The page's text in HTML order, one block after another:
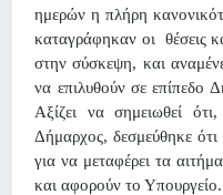
ημερών η πλήρη
καταγράφηκαν οι θέσεις
στην σύσκεψη, και
να επιλυθούν σε επίπεδο
Αξίζει να σημειωθεί
Δήμαρχος, δεσμεύθηκε
για να μεταφέρει τα
και αφορούν το Υπουργείο.